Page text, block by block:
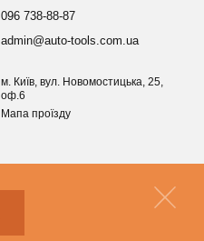
096 738-88-87
admin@auto-tools.com.ua
м. Київ, вул. Новомостицька, 25,
оф.6
Мапа проїзду